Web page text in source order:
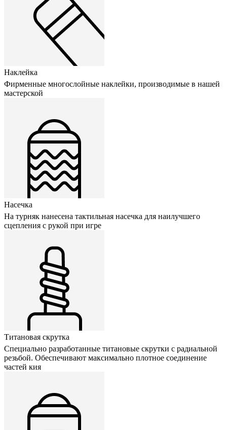
Наклейка
Фирменные многослойные наклейки, производимые в нашей
мастерской
Насечка
На турняк нанесена тактильная насечка для наилучшего
сцепления с рукой при игре
Титановая скрутка
Специально разработанные титановые скрутки с радиальной
резьбой. Обеспечивают максимально плотное соединение
частей кия